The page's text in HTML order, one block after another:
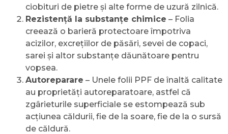
ciobituri de pietre și alte forme de uzură zilnică.
Rezistență la substanțe chimice – Folia
creează o barieră protectoare împotriva
acizilor, excrețiilor de păsări, sevei de copaci,
sarei și altor substanțe dăunătoare pentru
vopsea.
Autoreparare – Unele folii PPF de înaltă calitate
au proprietăți autoreparatoare, astfel că
zgârieturile superficiale se estompează sub
acțiunea căldurii, fie de la soare, fie de la o sursă
de căldură.